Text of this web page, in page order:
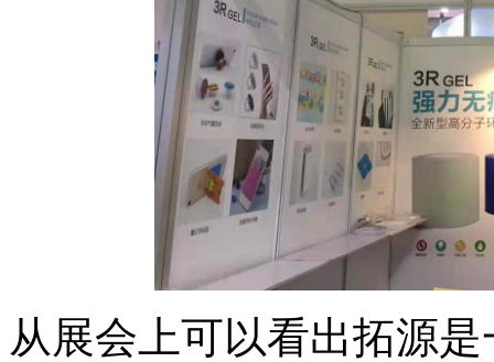
从展会上可以看出拓源